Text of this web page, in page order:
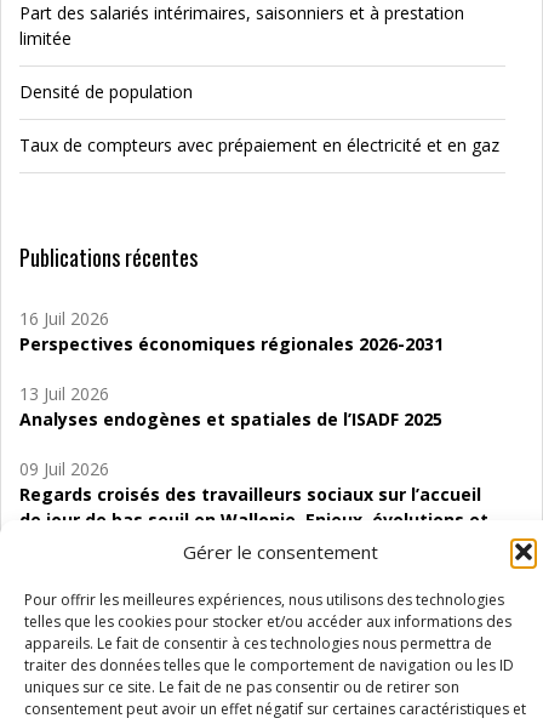
Gérer le consentement
Pour offrir les meilleures expériences, nous utilisons des technologies
telles que les cookies pour stocker et/ou accéder aux informations des
appareils. Le fait de consentir à ces technologies nous permettra de
traiter des données telles que le comportement de navigation ou les ID
uniques sur ce site. Le fait de ne pas consentir ou de retirer son
consentement peut avoir un effet négatif sur certaines caractéristiques et
Part des salariés intérimaires, saisonniers et à prestation
limitée
Densité de population
Taux de compteurs avec prépaiement en électricité et en gaz
Publications récentes
16 Juil 2026
Perspectives économiques régionales 2026-2031
13 Juil 2026
Analyses endogènes et spatiales de l’ISADF 2025
09 Juil 2026
Regards croisés des travailleurs sociaux sur l’accueil
de jour de bas seuil en Wallonie. Enjeux, évolutions et
06 Juil 2026
Étude d’évaluabilité des Structures
d’accompagnement à l’autocréation d’emploi (SAACE)
01 Juil 2026